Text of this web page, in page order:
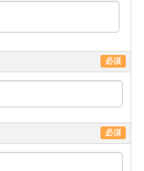
必須
必須